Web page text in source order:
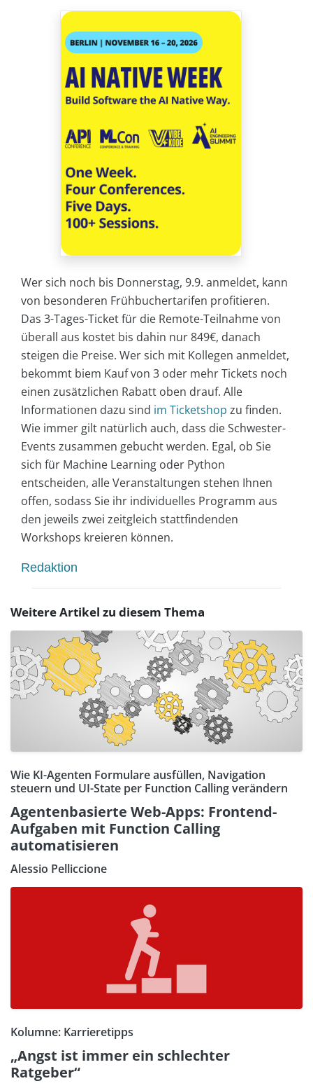
Wer sich noch bis Donnerstag, 9.9. anmeldet, kann
von besonderen Frühbuchertarifen profitieren.
Das 3-Tages-Ticket für die Remote-Teilnahme von
überall aus kostet bis dahin nur 849€, danach
steigen die Preise. Wer sich mit Kollegen anmeldet,
bekommt biem Kauf von 3 oder mehr Tickets noch
einen zusätzlichen Rabatt oben drauf. Alle
Informationen dazu sind im Ticketshop zu finden.
Wie immer gilt natürlich auch, dass die Schwester-
Events zusammen gebucht werden. Egal, ob Sie
sich für Machine Learning oder Python
entscheiden, alle Veranstaltungen stehen Ihnen
offen, sodass Sie ihr individuelles Programm aus
den jeweils zwei zeitgleich stattfindenden
Workshops kreieren können.
Redaktion
Weitere Artikel zu diesem Thema
Wie KI-Agenten Formulare ausfüllen, Navigation
steuern und UI-State per Function Calling verändern
Agentenbasierte Web-Apps: Frontend-
Aufgaben mit Function Calling
automatisieren
Alessio Pelliccione
Kolumne: Karrieretipps
„Angst ist immer ein schlechter
Ratgeber“